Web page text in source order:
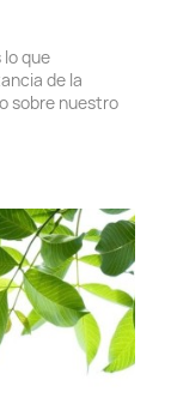
lo que
de la
sobre nuestro